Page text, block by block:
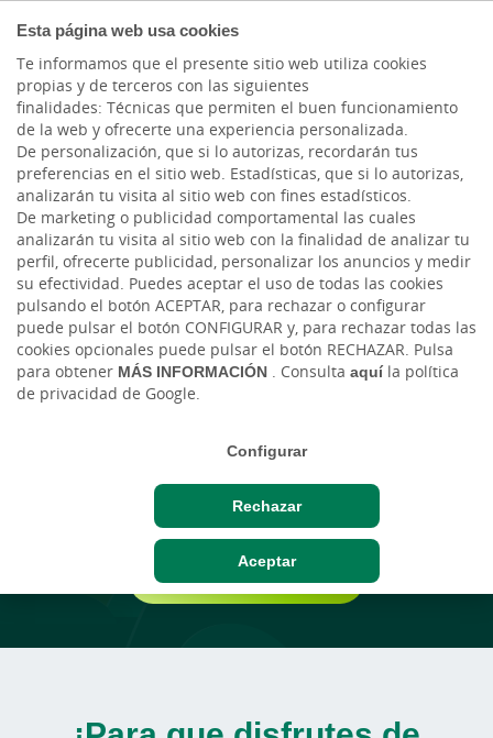
Esta página web usa cookies
Te informamos que el presente sitio web utiliza cookies
propias y de terceros con las siguientes
finalidades: Técnicas que permiten el buen funcionamiento
de la web y ofrecerte una experiencia personalizada.
De personalización, que si lo autorizas, recordarán tus
preferencias en el sitio web. Estadísticas, que si lo autorizas,
analizarán tu visita al sitio web con fines estadísticos.
De marketing o publicidad comportamental las cuales
analizarán tu visita al sitio web con la finalidad de analizar tu
perfil, ofrecerte publicidad, personalizar los anuncios y medir
su efectividad. Puedes aceptar el uso de todas las cookies
pulsando el botón ACEPTAR, para rechazar o configurar
puede pulsar el botón CONFIGURAR y, para rechazar todas las
cookies opcionales puede pulsar el botón RECHAZAR. Pulsa
para obtener MÁS INFORMACIÓN . Consulta aquíla política
de privacidad de Google.
Configurar
Rechazar
Aceptar
1/6
Este número es indicativo del riesgo del producto, siendo 1/6 indicativo de
menor riesgo y 6/6 de mayor riesgo.
La Entidad está adherida al Fondo de Garantía de Depósitos Español de
Entidades de Crédito. El Fondo garantiza los depósitos en dinero hasta
Este indicador de riesgo afecta a todas las cuentas y libretas detalladas en esta página
Cuenta En Plan Fácil
Menudos
Para tus pequeños, piensa en grande.
Ayúdales a cumplir sus sueños.
Solicitar información